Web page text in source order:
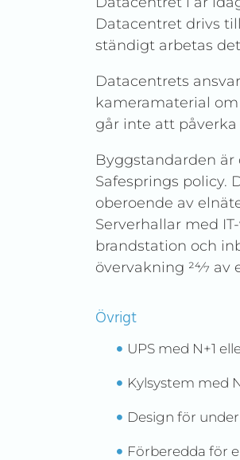
Datacentret drivs
ständigt arbetas
Datacentrets
kameramaterial
går inte att
Byggstandarden
Safesprings policy.
oberoende av
Serverhallar med
brandstation och
övervakning 24⁄7 av
Övrigt
UPS med N+1
Kylsystem med
Design för
Förberedda för